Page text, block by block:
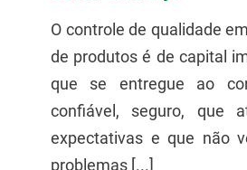
O controle de qualidade
de produtos é de capital
que se entregue ao
confiável, seguro, que
expectativas e que não
problemas [...]